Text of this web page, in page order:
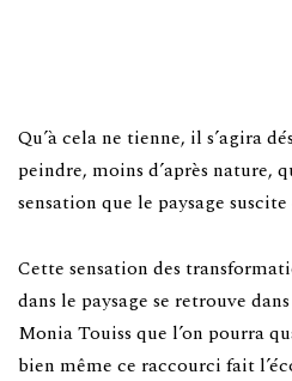
Qu’à cela ne tienne, il s’agira
peindre, moins d’après nature,
sensation que le paysage
Cette sensation des
dans le paysage se retrouve
Monia Touiss que l’on pourra
bien même ce raccourci fait